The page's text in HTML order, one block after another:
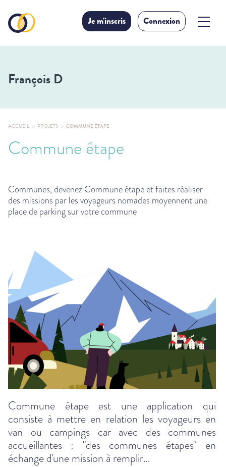
Je m'inscris Connexion
François D
ACCUEIL PROJETS COMMUNE ÉTAPE
Commune étape
Communes, devenez Commune étape et faites réaliser
des missions par les voyageurs nomades moyennent une
place de parking sur votre commune
Commune étape est une application qui
consiste à mettre en relation les voyageurs en
van ou campings car avec des communes
accueillantes : "des communes étapes" en
échange d'une mission à remplir…